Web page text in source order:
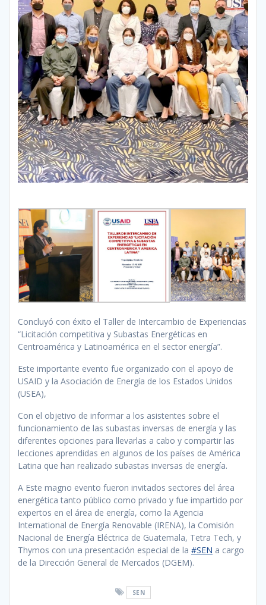
Concluyó con éxito el Taller de Intercambio de Experiencias
“Licitación competitiva y Subastas Energéticas en
Centroamérica y Latinoamérica en el sector energía”.
Este importante evento fue organizado con el apoyo de
USAID y la Asociación de Energía de los Estados Unidos
(USEA),
Con el objetivo de informar a los asistentes sobre el
funcionamiento de las subastas inversas de energía y las
diferentes opciones para llevarlas a cabo y compartir las
lecciones aprendidas en algunos de los países de América
Latina que han realizado subastas inversas de energía.
A Este magno evento fueron invitados sectores del área
energética tanto público como privado y fue impartido por
expertos en el área de energía, como la Agencia
International de Energía Renovable (IRENA), la Comisión
Nacional de Energía Eléctrica de Guatemala, Tetra Tech, y
Thymos con una presentación especial de la #SEN a cargo
de la Dirección General de Mercados (DGEM).
SEN